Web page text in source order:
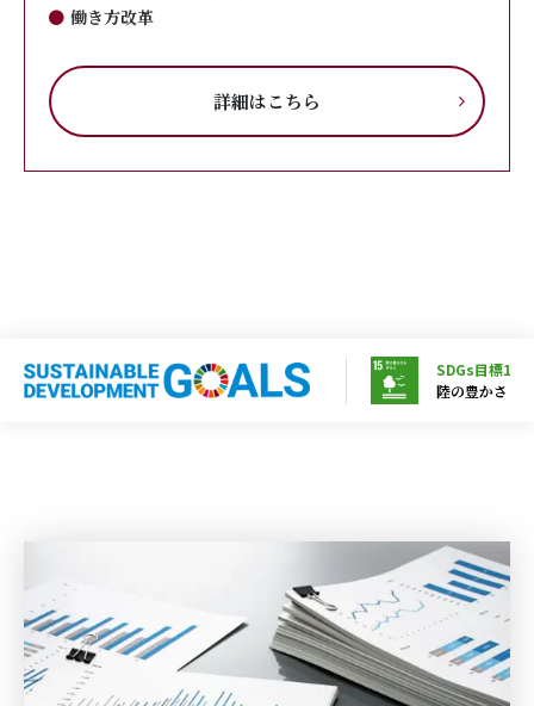
働き方改革
詳細はこちら
SDGs目標15
陸の豊かさも